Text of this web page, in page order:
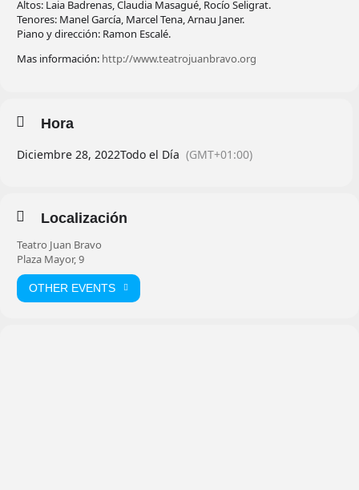
Altos: Laia Badrenas, Claudia Masagué, Rocío Seligrat.
Tenores: Manel García, Marcel Tena, Arnau Janer.
Piano y dirección: Ramon Escalé.
Mas información: http://www.teatrojuanbravo.org
Hora
Diciembre 28, 2022Todo el Día (GMT+01:00)
Localización
Teatro Juan Bravo
Plaza Mayor, 9
OTHER EVENTS